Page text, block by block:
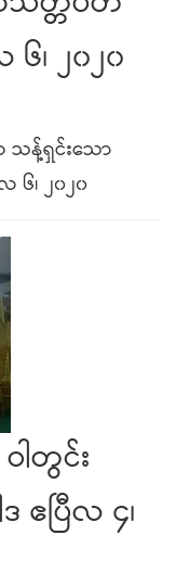
၊ ၂၀၂၀
သန့်ရှင်းသော
၊ ၂၀၂၀
ါတွင်း
ပြီလ ၄၊